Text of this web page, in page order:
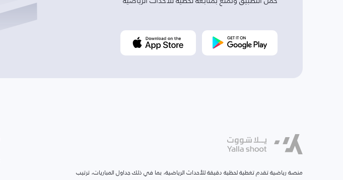
منصة رياضية تقدم تغطية لحظية دقيقة للأحداث الرياضية، بما في ذلك جداول المباريات، ترتيب